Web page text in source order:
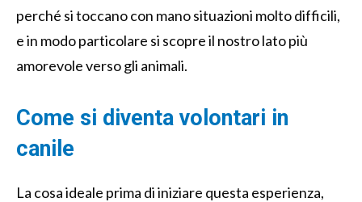
perché si toccano con mano situazioni molto difficili,
e in modo particolare si scopre il nostro lato più
amorevole verso gli animali.
Come si diventa volontari in
canile
La cosa ideale prima di iniziare questa esperienza,